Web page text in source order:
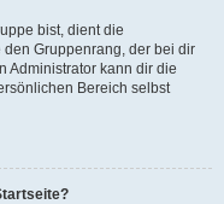
bist, dient die
Gruppenrang, der bei dir
Administrator kann dir die
Bereich selbst